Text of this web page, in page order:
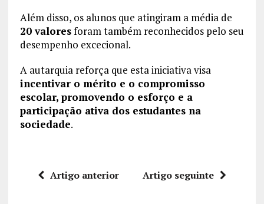
Além disso, os alunos que atingiram a média de
20 valoresforam também reconhecidos pelo seu
desempenho excecional.
A autarquia reforça que esta iniciativa visa
incentivar o mérito e o compromisso
escolar, promovendo o esforço e a
participação ativa dos estudantes na
sociedade.
Artigo anterior Artigo seguinte